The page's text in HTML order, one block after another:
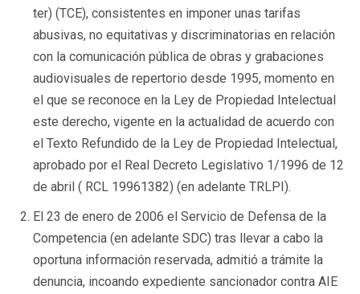
ter) (TCE), consistentes en imponer unas tarifas
abusivas, no equitativas y discriminatorias en relación
con la comunicación pública de obras y grabaciones
audiovisuales de repertorio desde 1995, momento en
el que se reconoce en la Ley de Propiedad Intelectual
este derecho, vigente en la actualidad de acuerdo con
el Texto Refundido de la Ley de Propiedad Intelectual,
aprobado por el Real Decreto Legislativo 1/1996 de 12
de abril ( RCL 19961382) (en adelante TRLPI).
El 23 de enero de 2006 el Servicio de Defensa de la
Competencia (en adelante SDC) tras llevar a cabo la
oportuna información reservada, admitió a trámite la
denuncia, incoando expediente sancionador contra AIE